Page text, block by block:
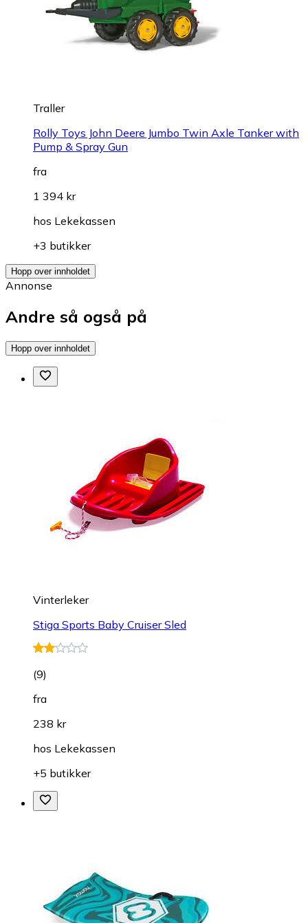
Traller
Rolly Toys John Deere Jumbo Twin Axle Tanker with
Pump & Spray Gun
fra
1 394 kr
hos Lekekassen
+3 butikker
Hopp over innholdet
Annonse
Andre så også på
Hopp over innholdet
Vinterleker
Stiga Sports Baby Cruiser Sled
(9)
fra
238 kr
hos Lekekassen
+5 butikker